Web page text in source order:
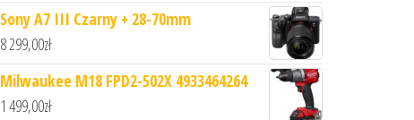
Sony A7 III Czarny + 28-70mm
8 299,00zł
Milwaukee M18 FPD2-502X 4933464264
1 499,00zł